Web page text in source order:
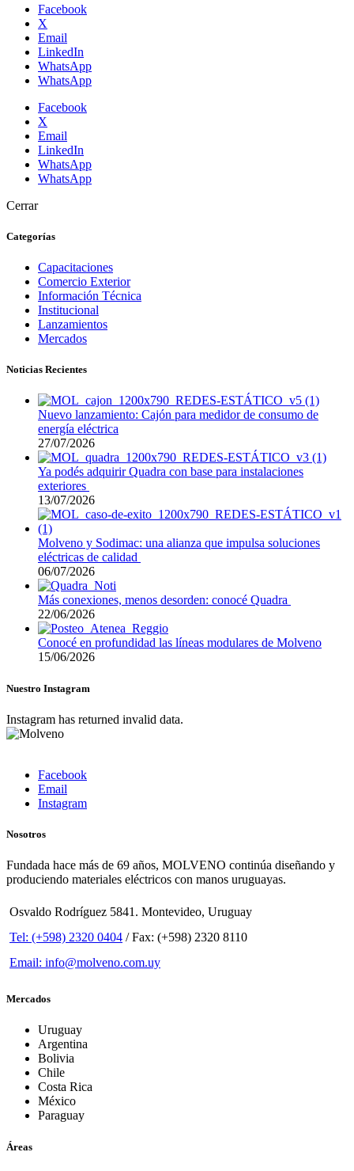
Facebook
X
Email
LinkedIn
WhatsApp
WhatsApp
Facebook
X
Email
LinkedIn
WhatsApp
WhatsApp
Cerrar
Categorías
Capacitaciones
Comercio Exterior
Información Técnica
Institucional
Lanzamientos
Mercados
Noticias Recientes
Nuevo lanzamiento: Cajón para medidor de consumo de
energía eléctrica
27/07/2026
Ya podés adquirir Quadra con base para instalaciones
exteriores
13/07/2026
Molveno y Sodimac: una alianza que impulsa soluciones
eléctricas de calidad
06/07/2026
Más conexiones, menos desorden: conocé Quadra
22/06/2026
Conocé en profundidad las líneas modulares de Molveno
15/06/2026
Nuestro Instagram
Instagram has returned invalid data.
Facebook
Email
Instagram
Nosotros
Fundada hace más de 69 años, MOLVENO continúa diseñando y
produciendo materiales eléctricos con manos uruguayas.
Osvaldo Rodríguez 5841. Montevideo, Uruguay
Tel: (+598) 2320 0404 / Fax: (+598) 2320 8110
Email: info@molveno.com.uy
Mercados
Uruguay
Argentina
Bolivia
Chile
Costa Rica
México
Paraguay
Áreas